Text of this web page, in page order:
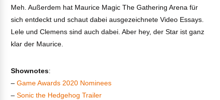
Meh. Außerdem hat Maurice Magic The Gathering Arena für
sich entdeckt und schaut dabei ausgezeichnete Video Essays.
Lele und Clemens sind auch dabei. Aber hey, der Star ist ganz
klar der Maurice.
Shownotes:
–Game Awards 2020 Nominees
–Sonic the Hedgehog Trailer